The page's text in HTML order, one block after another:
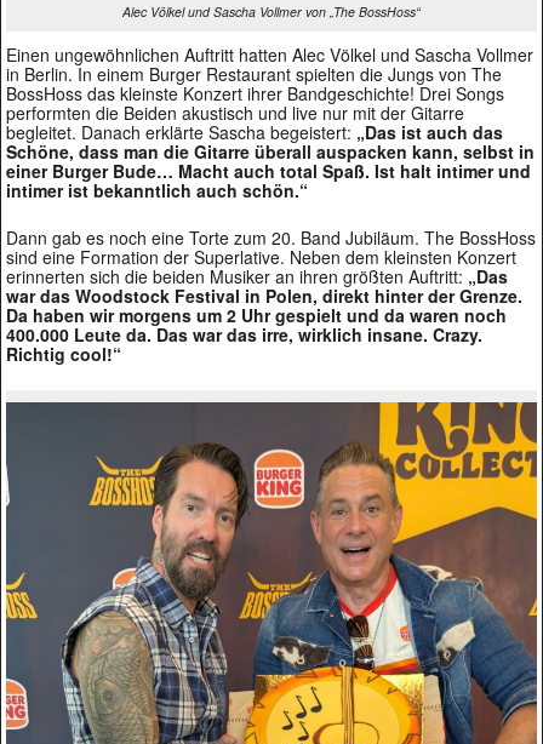
Alec Völkel und Sascha Vollmer von „The BossHoss“
Einen ungewöhnlichen Auftritt hatten Alec Völkel und Sascha Vollmer
in Berlin. In einem Burger Restaurant spielten die Jungs von The
BossHoss das kleinste Konzert ihrer Bandgeschichte! Drei Songs
performten die Beiden akustisch und live nur mit der Gitarre
begleitet. Danach erklärte Sascha begeistert: „Das ist auch das
Schöne, dass man die Gitarre überall auspacken kann, selbst in
einer Burger Bude… Macht auch total Spaß. Ist halt intimer und
intimer ist bekanntlich auch schön.“
Dann gab es noch eine Torte zum 20. Band Jubiläum. The BossHoss
sind eine Formation der Superlative. Neben dem kleinsten Konzert
erinnerten sich die beiden Musiker an ihren größten Auftritt: „Das
war das Woodstock Festival in Polen, direkt hinter der Grenze.
Da haben wir morgens um 2 Uhr gespielt und da waren noch
400.000 Leute da. Das war das irre, wirklich insane. Crazy.
Richtig cool!“